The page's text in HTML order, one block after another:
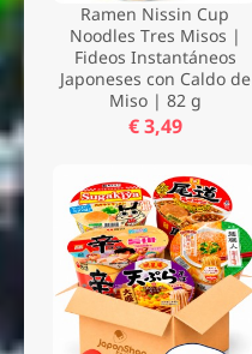
Ramen Nissin Cup
Noodles Tres Misos |
Fideos Instantáneos
Japoneses con Caldo de
Miso | 82 g
€ 3,49